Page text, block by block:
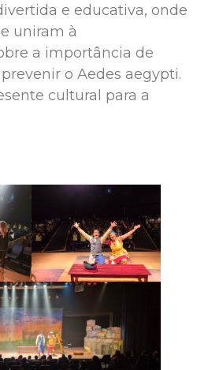
e educativa, onde
uniram à
a importância de
o Aedes aegypti.
cultural para a